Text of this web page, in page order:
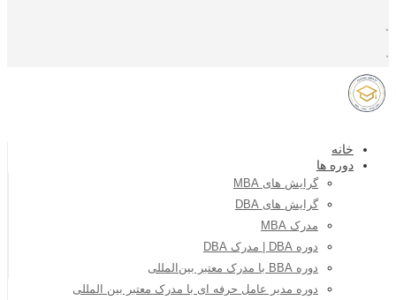
خانه
دوره ها
گرایش های MBA
گرایش های DBA
مدرک MBA
دوره DBA | مدرک DBA
دوره BBA با مدرک معتبر بین‌المللی
دوره مدیر عامل حرفه ای با مدرک معتبر بین المللی